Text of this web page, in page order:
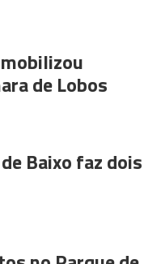
de Lobos
Baixo faz dois